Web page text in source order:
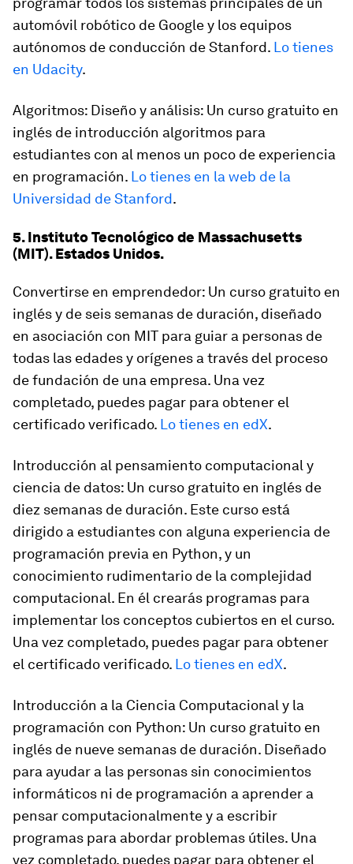
automóvil robótico de Google y los equipos
autónomos de conducción de Stanford. Lo tienes
en Udacity.
Algoritmos: Diseño y análisis: Un curso gratuito en
inglés de introducción algoritmos para
estudiantes con al menos un poco de experiencia
en programación. Lo tienes en la web de la
Universidad de Stanford.
5. Instituto Tecnológico de Massachusetts
(MIT). Estados Unidos.
Convertirse en emprendedor: Un curso gratuito en
inglés y de seis semanas de duración, diseñado
en asociación con MIT para guiar a personas de
todas las edades y orígenes a través del proceso
de fundación de una empresa. Una vez
completado, puedes pagar para obtener el
certificado verificado. Lo tienes en edX.
Introducción al pensamiento computacional y
ciencia de datos: Un curso gratuito en inglés de
diez semanas de duración. Este curso está
dirigido a estudiantes con alguna experiencia de
programación previa en Python, y un
conocimiento rudimentario de la complejidad
computacional. En él crearás programas para
implementar los conceptos cubiertos en el curso.
Una vez completado, puedes pagar para obtener
el certificado verificado. Lo tienes en edX.
Introducción a la Ciencia Computacional y la
programación con Python: Un curso gratuito en
inglés de nueve semanas de duración. Diseñado
para ayudar a las personas sin conocimientos
informáticos ni de programación a aprender a
pensar computacionalmente y a escribir
programas para abordar problemas útiles. Una
vez completado, puedes pagar para obtener el